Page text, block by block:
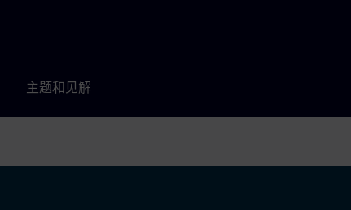
主题和见解